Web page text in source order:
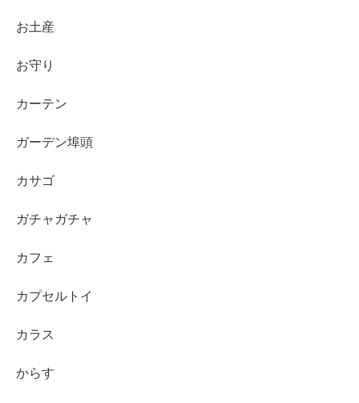
お土産
お守り
カーテン
ガーデン埠頭
カサゴ
ガチャガチャ
カフェ
カプセルトイ
カラス
からす